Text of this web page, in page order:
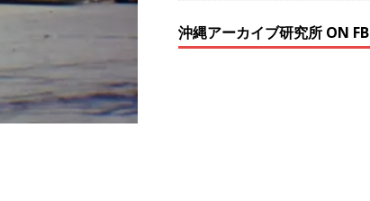
沖縄アーカイブ研究所 ON FB